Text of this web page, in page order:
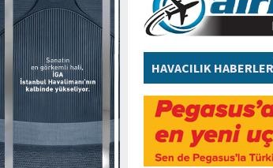
HAVACILIK